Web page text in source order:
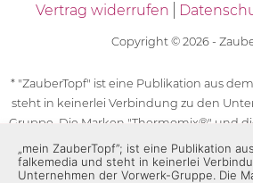
Vertrag widerrufen
Copyright © 2026 -
* "ZauberTopf" ist eine Publikation aus
steht in keinerlei Verbindung zu den
Gruppe. Die Marken "Thermomix®" und
des "Thermomix®" sind eingetragene
der Vorwerk-Gruppe. Die Marken
„mein ZauberTopf”; ist eine Publikation
falkemedia und steht in keinerlei
Unternehmen der Vorwerk-Gruppe. Die